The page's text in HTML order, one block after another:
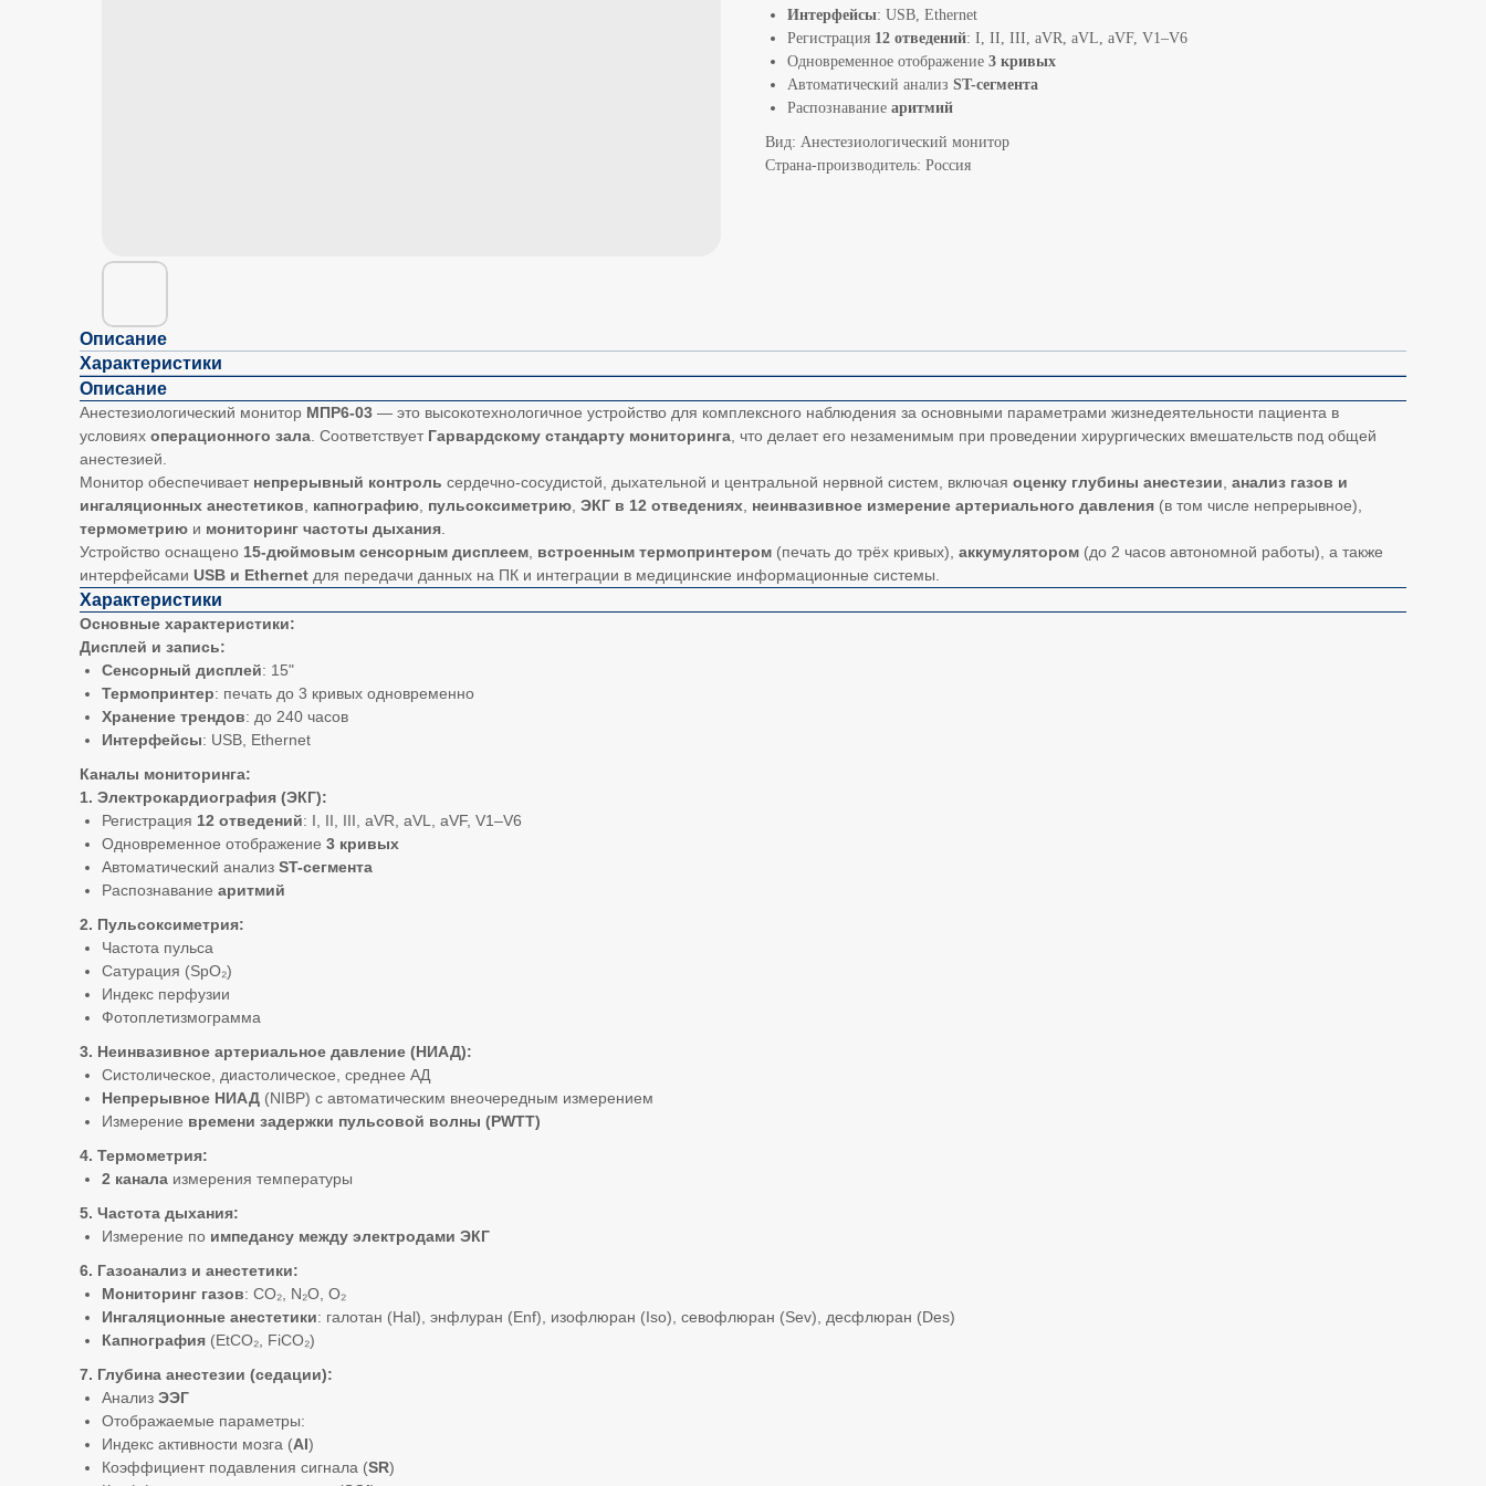
Интерфейсы: USB, Ethernet
Регистрация 12 отведений: I, II, III, aVR, aVL, aVF, V1–V6
Одновременное отображение 3 кривых
Автоматический анализ ST-сегмента
Распознавание аритмий
Вид: Анестезиологический монитор
Страна-производитель: Россия
Описание
Характеристики
Описание
Анестезиологический монитор МПР6-03 — это высокотехнологичное устройство для комплексного наблюдения за основными параметрами жизнедеятельности пациента в
условиях операционного зала . Соответствует Гарвардскому стандарту мониторинга , что делает его незаменимым при проведении хирургических вмешательств под общей
анестезией.
Монитор обеспечивает непрерывный контроль сердечно-сосудистой, дыхательной и центральной нервной систем, включая оценку глубины анестезии анализ газов и
ингаляционных анестетиков
капнографию пульсоксиметрию ЭКГ в 12 отведениях неинвазивное измерение артериального давления (в том числе непрерывное),
термометрию и мониторинг частоты дыхания
Устройство оснащено 15-дюймовым сенсорным дисплеем встроенным термопринтером (печать до трёх кривых), аккумулятором (до 2 часов автономной работы), а также
интерфейсами USB и Ethernet для передачи данных на ПК и интеграции в медицинские информационные системы.
Характеристики
Основные характеристики:
Дисплей и запись:
Сенсорный дисплей: 15"
Термопринтер: печать до 3 кривых одновременно
Хранение трендов: до 240 часов
Интерфейсы: USB, Ethernet
Каналы мониторинга:
1. Электрокардиография (ЭКГ):
Регистрация 12 отведений: I, II, III, aVR, aVL, aVF, V1–V6
Одновременное отображение 3 кривых
Автоматический анализ ST-сегмента
Распознавание аритмий
2. Пульсоксиметрия:
Частота пульса
Сатурация (SpO₂)
Индекс перфузии
Фотоплетизмограмма
3. Неинвазивное артериальное давление (НИАД):
Систолическое, диастолическое, среднее АД
Непрерывное НИАД (NIBP) с автоматическим внеочередным измерением
Измерение времени задержки пульсовой волны (PWTT)
4. Термометрия:
2 канала измерения температуры
5. Частота дыхания:
Измерение по импедансу между электродами ЭКГ
6. Газоанализ и анестетики:
Мониторинг газов: CO₂, N₂O, O₂
Ингаляционные анестетики: галотан (Hal), энфлуран (Enf), изофлюран (Iso), севофлюран (Sev), десфлюран (Des)
Капнография (EtCO₂, FiCO₂)
7. Глубина анестезии (седации):
Анализ ЭЭГ
Отображаемые параметры:
Индекс активности мозга (AI)
Коэффициент подавления сигнала (SR)